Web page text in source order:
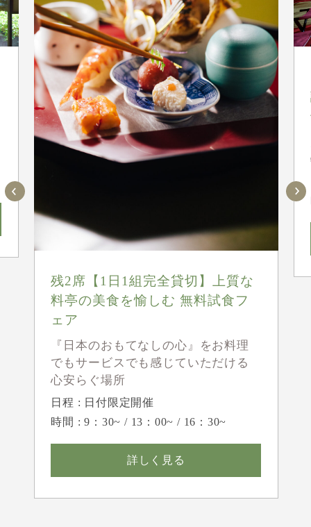
残2席【1日1組完全貸切】上質な
料亭の美食を愉しむ 無料試食フ
ェア
『日本のおもてなしの心』をお料理
でもサービスでも感じていただける
心安らぐ場所
日程 : 日付限定開催
時間 : 9：30~ / 13：00~ / 16：30~
詳しく見る